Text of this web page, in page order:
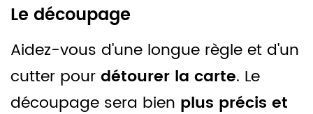
Le découpage
Aidez-vous d'une longue règle et d'un
cutter pourdétourer la carte. Le
découpage sera bien plus précis et